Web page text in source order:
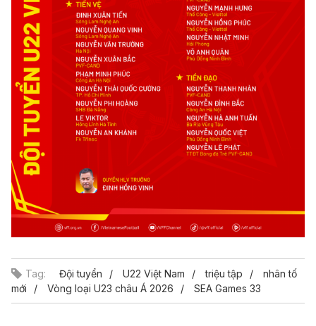
Tag: Đội tuyển U22 Việt Nam triệu tập
nhân tố
mới
Vòng loại U23 châu Á 2026 SEA Games 33